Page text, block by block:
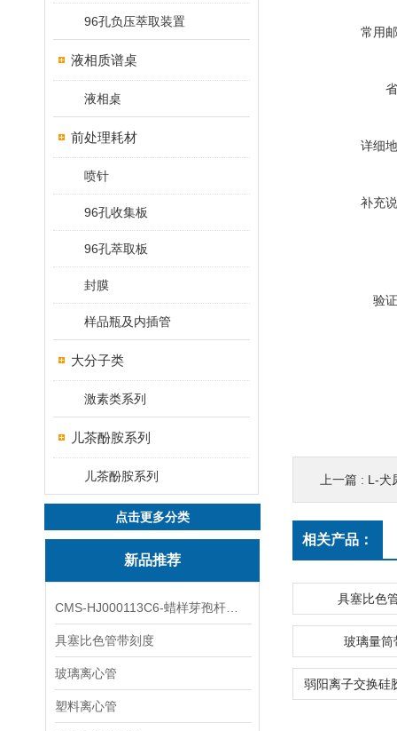
96孔负压萃取装置
液相质谱桌
液相桌
前处理耗材
喷针
96孔收集板
96孔萃取板
封膜
样品瓶及内插管
大分子类
激素类系列
儿茶酚胺系列
儿茶酚胺系列
点击更多分类
新品推荐
具塞比色管带刻度
玻璃离心管
塑料离心管
常用
详细
补充
验
上一篇 : L-犬
相关产品：
具塞比色
玻璃量筒